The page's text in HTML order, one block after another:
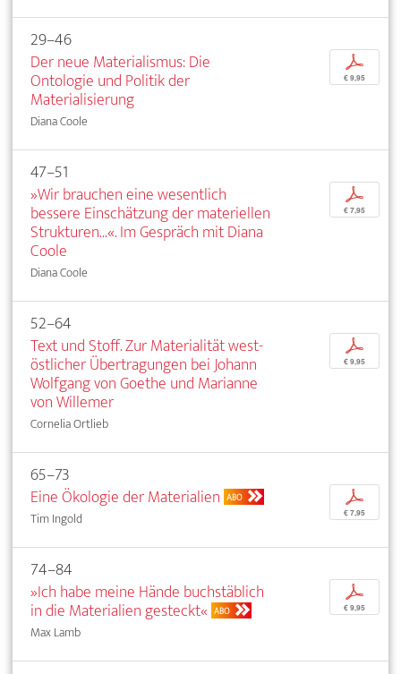
29–46
Der neue Materialismus: Die
Ontologie und Politik der
Materialisierung
Diana Coole
p
€ 9,95
47–51
»Wir brauchen eine wesentlich
bessere Einschätzung der materiellen
Strukturen...«. Im Gespräch mit Diana
Coole
Diana Coole
p
€ 7,95
52–64
Text und Stoff. Zur Materialität west-
östlicher Übertragungen bei Johann
Wolfgang von Goethe und Marianne
von Willemer
Cornelia Ortlieb
p
€ 9,95
65–73
Eine Ökologie der Materialien ABO
Tim Ingold
p
€ 7,95
74–84
»Ich habe meine Hände buchstäblich
in die Materialien gesteckt« ABO
Max Lamb
p
€ 9,95